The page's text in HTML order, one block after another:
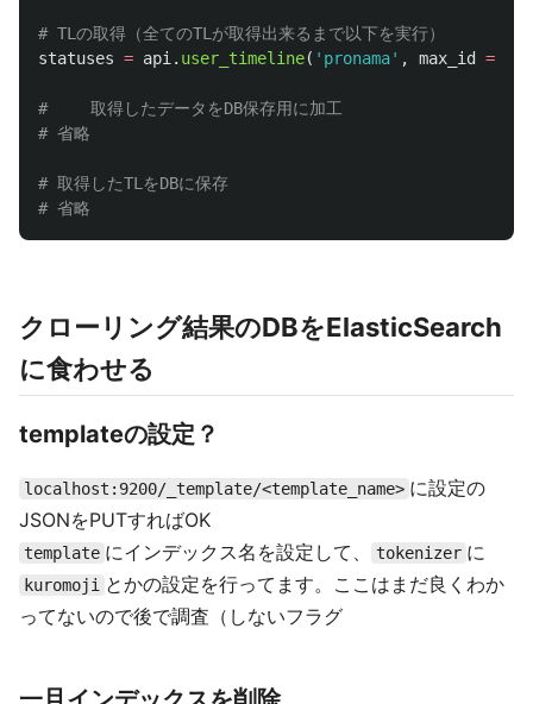
statuses = api. user_timeline( ' pronama' , max_id =
# 　　取得したデータをDB保存用に加工
# 取得したTLをDBに保存
クローリング結果のDBをElasticSearch
に食わせる
templateの設定？
localhost:9200/_template/<template_name> に設定の
JSONをPUTすればOK
template にインデックス名を設定して、 tokenizer に
kuromoji とかの設定を行ってます。ここはまだ良くわか
ってないので後で調査（しないフラグ